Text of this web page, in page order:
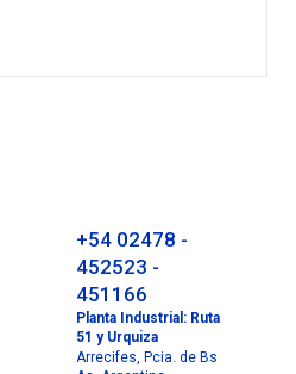
+54 02478 -
452523 -
451166
Planta Industrial: Ruta
51 y Urquiza
Arrecifes, Pcia. de Bs